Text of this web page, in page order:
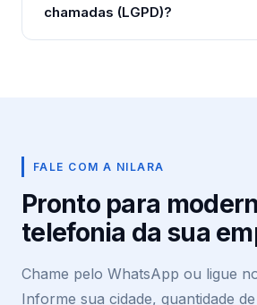
chamadas (LGPD)?
FALE COM A NILARA
Pronto para
telefonia da sua
Chame pelo WhatsApp ou ligue
Informe sua cidade, quantidade